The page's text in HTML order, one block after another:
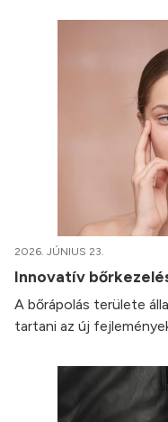
2026. JÚNIUS 23.
Innovatív
A bőrápolás területe
tartani az új